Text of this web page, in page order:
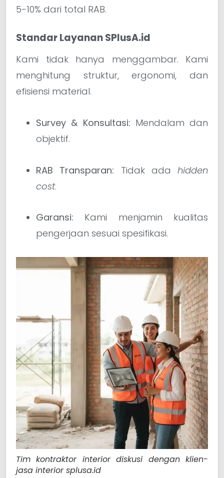
5-10% dari total RAB.
Standar Layanan SPlusA.id
Kami tidak hanya menggambar. Kami
menghitung struktur, ergonomi, dan
efisiensi material.
Survey & Konsultasi: Mendalam dan
objektif.
RAB Transparan: Tidak ada hidden
cost.
Garansi: Kami menjamin kualitas
pengerjaan sesuai spesifikasi.
Tim kontraktor interior diskusi dengan klien-
jasa interior splusa.id